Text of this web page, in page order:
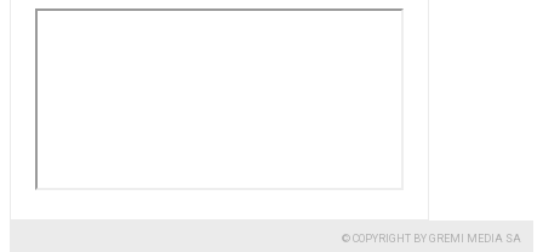
© COPYRIGHT BY GREMI MEDIA SA